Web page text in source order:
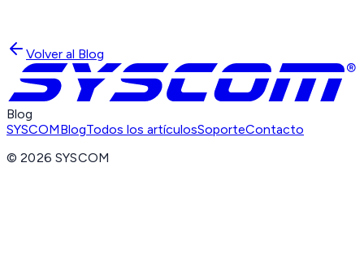
Volver al Blog
Blog
SYSCOMBlogTodos los artículosSoporteContacto
©2026 SYSCOM